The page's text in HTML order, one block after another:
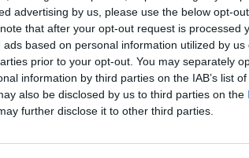
advertising by us, please use the below opt-
that after your opt-out request is processed
based on personal information utilized by us
prior to your opt-out. You may separately
information by third parties on the IAB’s list
also be disclosed by us to third parties on the
further disclose it to other third parties.